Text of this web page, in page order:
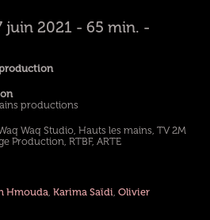
juin 2021 - 65 min. -
productions
Waq Studio, Hauts les mains, TV 2M
Production, RTBF, ARTE
Hmouda, Karima Saïdi, Olivier